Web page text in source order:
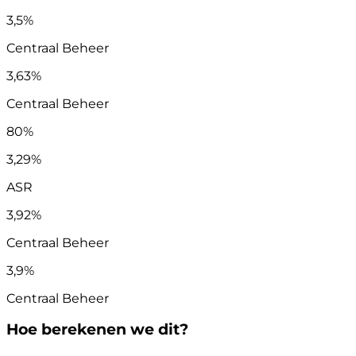
3,5%
Centraal Beheer
3,63%
Centraal Beheer
80%
3,29%
ASR
3,92%
Centraal Beheer
3,9%
Centraal Beheer
Hoe berekenen we dit?